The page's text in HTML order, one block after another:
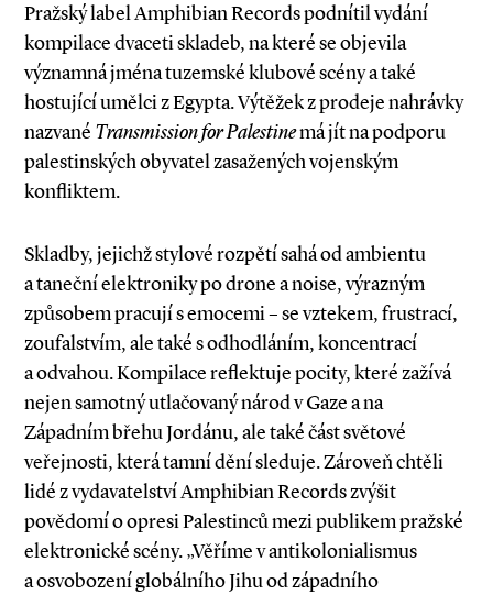
Pražský label Amphibian Records podnítil vydání
kompilace dvaceti skladeb, na které se objevila
významná jména tuzemské klubové scény a také
hostující umělci z Egypta. Výtěžek z prodeje nahrávky
nazvané Transmission for Palestinemá jít na podporu
palestinských obyvatel zasažených vojenským
konfliktem.
Skladby, jejichž stylové rozpětí sahá od ambientu
a taneční elektroniky po drone a noise, výrazným
způsobem pracují s emocemi – se vztekem, frustrací,
zoufalstvím, ale také s odhodláním, koncentrací
a odvahou. Kompilace reflektuje pocity, které zažívá
nejen samotný utlačovaný národ v Gaze a na
Západním břehu Jordánu, ale také část světové
veřejnosti, která tamní dění sleduje. Zároveň chtěli
lidé z vydavatelství Amphi­bian Records zvýšit
povědomí o opresi Palestinců mezi publikem pražské
elektronické scény. „Věříme v antikolonialismus
a osvobození globálního Jihu od západního